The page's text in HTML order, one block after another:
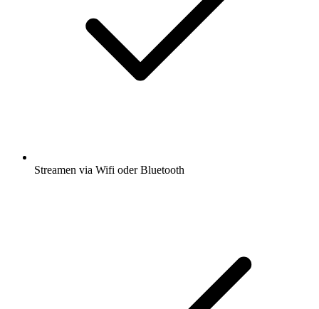
Streamen via Wifi oder Bluetooth